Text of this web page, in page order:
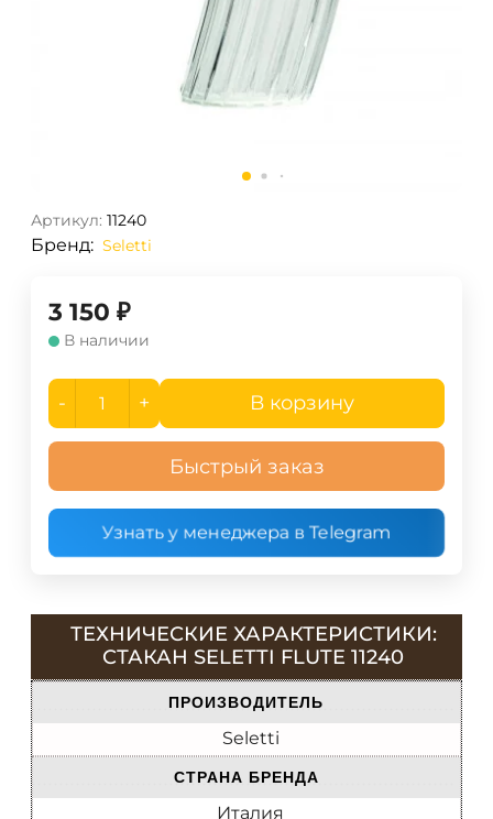
Артикул: 11240
Бренд: Seletti
3 150 ₽
В наличии
- + В корзину
Быстрый заказ
Узнать у менеджера в Telegram
ТЕХНИЧЕСКИЕ ХАРАКТЕРИСТИКИ:
СТАКАН SELETTI FLUTE 11240
ПРОИЗВОДИТЕЛЬ
Seletti
СТРАНА БРЕНДА
Италия